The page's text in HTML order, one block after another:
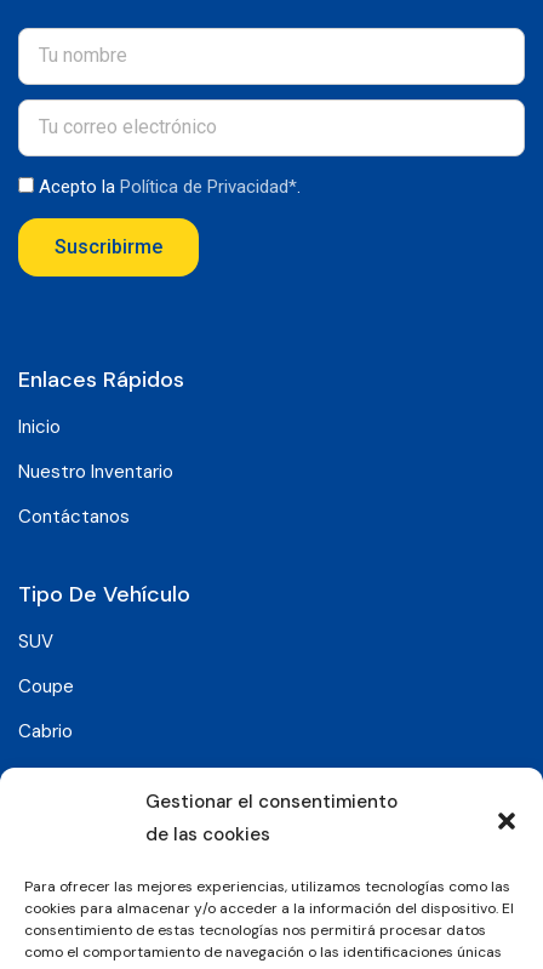
Gestionar el consentimiento
de las cookies
Para ofrecer las mejores experiencias, utilizamos tecnologías como las
cookies para almacenar y/o acceder a la información del dispositivo. El
consentimiento de estas tecnologías nos permitirá procesar datos
como el comportamiento de navegación o las identificaciones únicas
Acepto la Política de Privacidad*.
Suscribirme
Enlaces Rápidos
Inicio
Nuestro Inventario
Contáctanos
Tipo De Vehículo
SUV
Coupe
Cabrio
SUV-Coupe
Síguenos en: